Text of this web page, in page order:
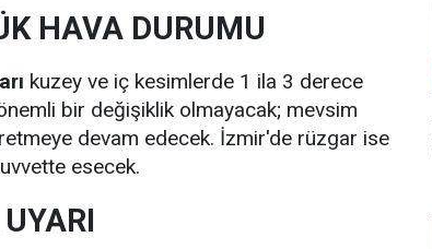
HAVA DURUMU
kuzey ve iç kesimlerde 1 ila 3 derece
bir değişiklik olmayacak; mevsim
devam edecek. İzmir'de rüzgar ise
esecek.